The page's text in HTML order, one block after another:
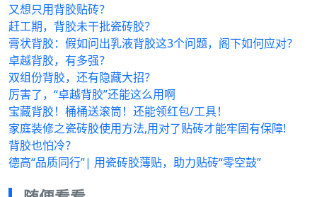
又想只用背胶贴砖？
赶工期，背胶未干批瓷砖胶？
膏状背胶：假如问出乳液背胶这3个问题，阁下如何应对？
卓越背胶，有多强？
双组份背胶，还有隐藏大招？
厉害了，“卓越背胶”还能这么用啊
宝藏背胶！桶桶送滚筒！还能领红包/工具！
家庭装修之瓷砖胶使用方法,用对了贴砖才能牢固有保障!
背胶也怕冷？
德高“品质同行”| 用瓷砖胶薄贴，助力贴砖“零空鼓”